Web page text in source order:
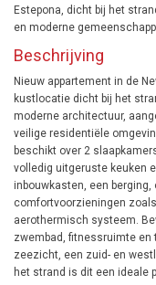
Estepona, dicht bij het
en moderne
Beschrijving
Nieuw appartement in de
kustlocatie dicht bij het
moderne architectuur,
veilige residentiële
beschikt over 2
volledig uitgeruste keuken
inbouwkasten, een
comfortvoorzieningen
aerothermisch systeem.
zwembad, fitnessruimte en
zeezicht, een zuid- en
het strand is dit een ideale